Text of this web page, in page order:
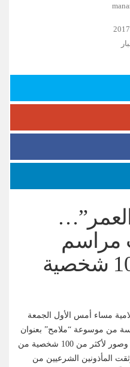
مراسم
وصور زفاف 100 شخصية
مساء أمس الأول الجمعة
النسخة الخامسة من موسوعة “ملامح” بعنوان
“ليلة العمر”، وضمت مراسم زفاف وصور لأكثر من 100 شخصية من
وما قبله، ووثقت المأذونين الشرعيين من